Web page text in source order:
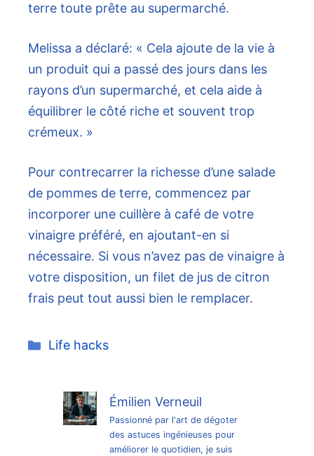
terre toute prête au supermarché.
Melissa a déclaré: « Cela ajoute de la vie à
un produit qui a passé des jours dans les
rayons d’un supermarché, et cela aide à
équilibrer le côté riche et souvent trop
crémeux. »
Pour contrecarrer la richesse d’une salade
de pommes de terre, commencez par
incorporer une cuillère à café de votre
vinaigre préféré, en ajoutant-en si
nécessaire. Si vous n’avez pas de vinaigre à
votre disposition, un filet de jus de citron
frais peut tout aussi bien le remplacer.
Catégories
Life hacks
Émilien Verneuil
Passionné par l'art de dégoter
des astuces ingénieuses pour
améliorer le quotidien, je suis